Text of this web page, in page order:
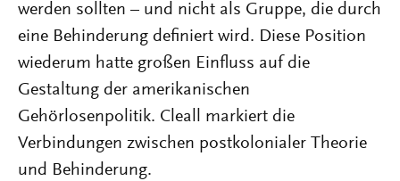
werden sollten – und nicht als Gruppe, die durch
eine Behinderung definiert wird. Diese Position
wiederum hatte großen Einfluss auf die
Gestaltung der amerikanischen
Gehörlosenpolitik. Cleall markiert die
Verbindungen zwischen postkolonialer Theorie
und Behinderung.